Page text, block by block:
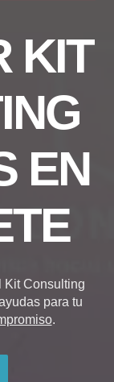
KIT
EN
Kit Consulting
para tu
.